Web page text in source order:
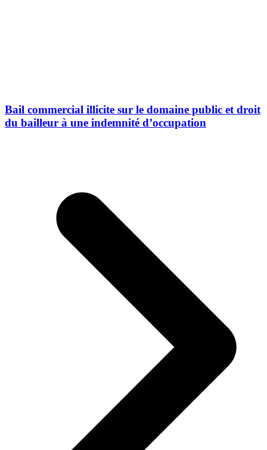
Bail commercial illicite sur le domaine public et droit
du bailleur à une indemnité d’occupation